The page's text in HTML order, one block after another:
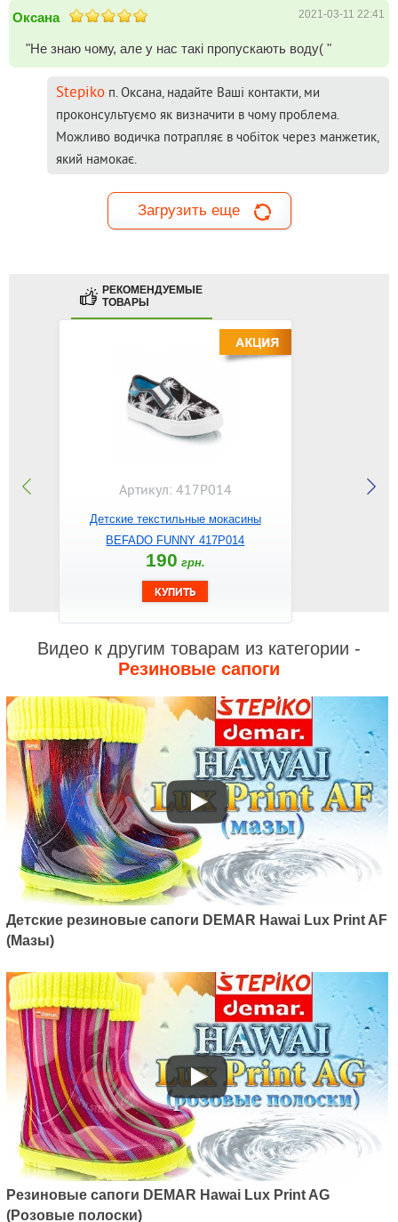
Оксана 2021-03-11 22:41
"Не знаю чому, але у нас такі пропускають воду( "
Stepiko п. Оксана, надайте Ваші контакти, ми
проконсультуємо як визначити в чому проблема.
Можливо водичка потрапляє в чобіток через манжетик,
який намокає.
Загрузить еще
РЕКОМЕНДУЕМЫЕ
ТОВАРЫ
Артикул: 417P014
Детские текстильные мокасины
BEFADO FUNNY 417P014
190 грн.
Видео к другим товарам из категории -
Резиновые сапоги
Детские резиновые сапоги DEMAR Hawai Lux Print AF
(Мазы)
Резиновые сапоги DEMAR Hawai Lux Print AG
(Розовые полоски)